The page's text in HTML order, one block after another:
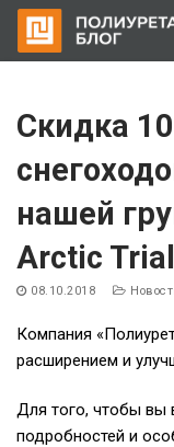
содержимому
Скидка
нашей
Arctic Trial
08.10.2018
Компания
расширением и
Для того, чтобы вы
подробностей и